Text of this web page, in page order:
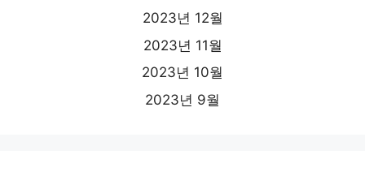
2023년 12월
2023년 11월
2023년 10월
2023년 9월